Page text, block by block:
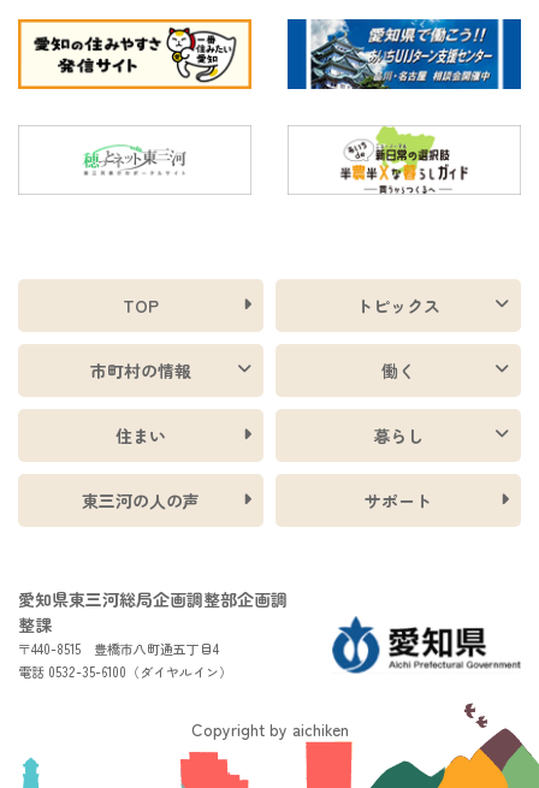
TOP
市町村の情報
住まい
東三河の人の声
トピックス
働く
暮らし
サポート
愛知県東三河総局企画調整部企画調
整課
〒440-8515 豊橋市八町通五丁目4
電話 0532-35-6100（ダイヤルイン）
Copyright by aichiken